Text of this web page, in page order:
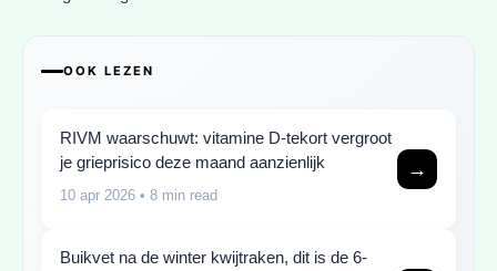
OOK LEZEN
RIVM waarschuwt: vitamine D-tekort vergroot
je grieprisico deze maand aanzienlijk
10 apr 2026 • 8 min read
→
Buikvet na de winter kwijtraken, dit is de 6-